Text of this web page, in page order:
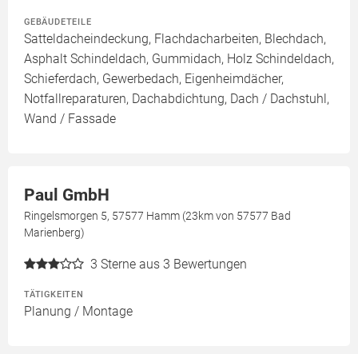
GEBÄUDETEILE
Satteldacheindeckung, Flachdacharbeiten, Blechdach,
Asphalt Schindeldach, Gummidach, Holz Schindeldach,
Schieferdach, Gewerbedach, Eigenheimdächer,
Notfallreparaturen, Dachabdichtung, Dach / Dachstuhl,
Wand / Fassade
Paul GmbH
Ringelsmorgen 5, 57577 Hamm (23km von 57577 Bad
Marienberg)
3 Sterne aus 3 Bewertungen
TÄTIGKEITEN
Planung / Montage